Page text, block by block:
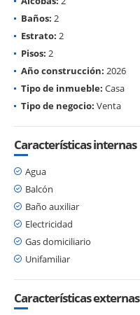
Baños: 2
Estrato: 2
Pisos: 2
Año construcción: 2026
Tipo de inmueble: Casa
Tipo de negocio: Venta
Características internas
Agua
Balcón
Baño auxiliar
Electricidad
Gas domiciliario
Unifamiliar
Características externas